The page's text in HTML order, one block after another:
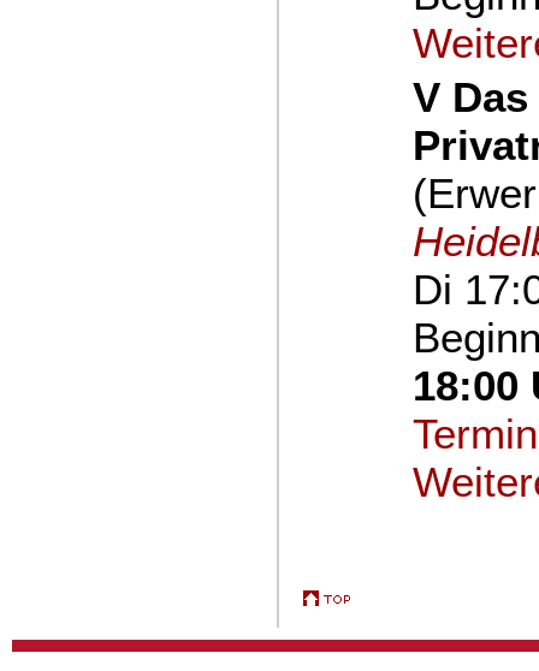
V
Di
18:00